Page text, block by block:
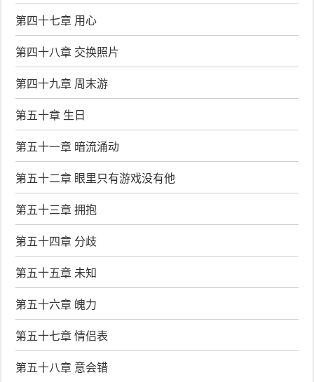
第四十七章 用心
第四十八章 交换照片
第四十九章 周末游
第五十章 生日
第五十一章 暗流涌动
第五十二章 眼里只有游戏没有他
第五十三章 拥抱
第五十四章 分歧
第五十五章 未知
第五十六章 魄力
第五十七章 情侣表
第五十八章 意会错